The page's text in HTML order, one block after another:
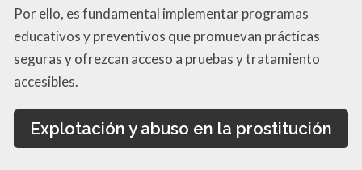
Por ello, es fundamental implementar programas
educativos y preventivos que promuevan prácticas
seguras y ofrezcan acceso a pruebas y tratamiento
accesibles.
Explotación y abuso en la prostitución